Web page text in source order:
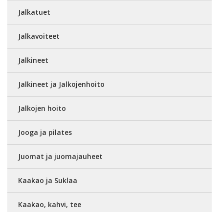
Jalkatuet
Jalkavoiteet
Jalkineet
Jalkineet ja Jalkojenhoito
Jalkojen hoito
Jooga ja pilates
Juomat ja juomajauheet
Kaakao ja Suklaa
Kaakao, kahvi, tee